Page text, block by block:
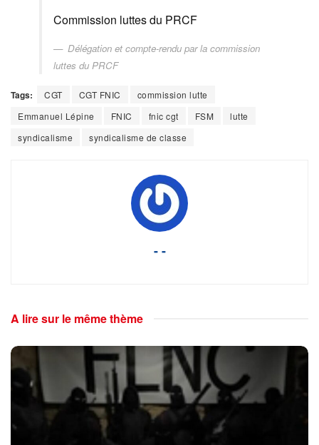
Commission luttes du PRCF
Délégation et compte-rendu par la commission
luttes du PRCF
Tags: CGT CGT FNIC
commission lutte
Emmanuel Lépine
FNIC fnic cgt FSM
lutte
syndicalisme
syndicalisme de classe
- -
A lire sur le même thème